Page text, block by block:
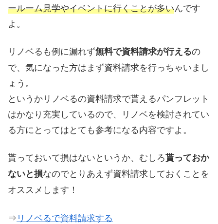
ールーム見学やイベントに行くことが多いんです
よ。
リノベるも例に漏れず無料で資料請求が行えるの
で、気になった方はまず資料請求を行っちゃいまし
ょう。
というかリノベるの資料請求で貰えるパンフレット
はかなり充実しているので、リノベを検討されてい
る方にとってはとても参考になる内容ですよ。
貰っておいて損はないというか、むしろ貰っておか
ないと損なのでとりあえず資料請求しておくことを
オススメします！
⇒リノベるで資料請求する